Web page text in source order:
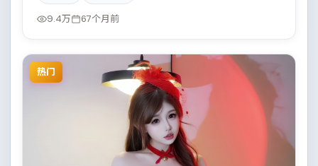
9.4万 67个月前
热门